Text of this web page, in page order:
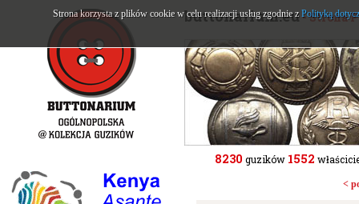
buttonarium.eu- Strona
8230 guzików 1552
<
Strona korzysta z plików cookie w celu realizacji usług zgodnie z Polityką